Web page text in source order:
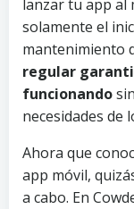
lanzar tu app al
solamente el
mantenimiento
regular
funcionando
necesidades de
Ahora que
app móvil,
a cabo. En